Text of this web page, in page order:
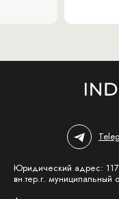
Юридический адрес:
вн.тер.г.